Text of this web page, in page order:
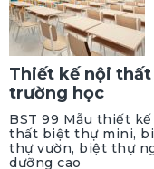
Thiết kế nội thất
trường học
BST 99 Mẫu thiết
thất biệt thự mini,
thự vườn, biệt thự
dưỡng cao